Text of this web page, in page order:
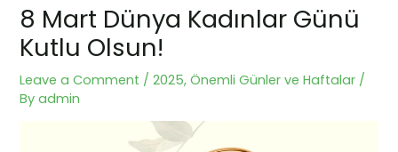
8 Mart Dünya Kadınlar Günü
Kutlu Olsun!
Leave a Comment /2025,Önemli Günler ve Haftalar /
Byadmin